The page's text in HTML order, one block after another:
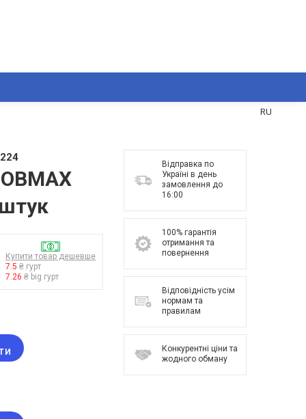
RU
Купити товар дешевше
7.5 ₴ гурт
7.26 ₴ big гурт
Відправка по
Україні в день
замовлення до
16:00
100% гарантія
отримання та
повернення
Відповідність усім
нормам та
правилам
Конкурентні ціни та
жодного обману